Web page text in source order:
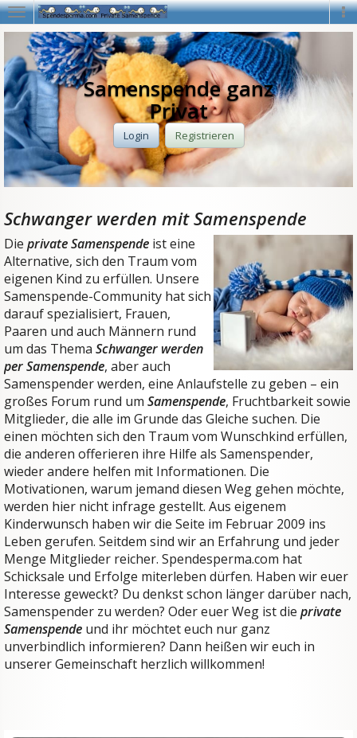
Navigation
Samenspende ganz
Privat
Login Registrieren
Schwanger werden mit Samenspende
Die private Samenspende ist eine
Alternative, sich den Traum vom
eigenen Kind zu erfüllen. Unsere
Samenspende-Community hat sich
darauf spezialisiert, Frauen,
Paaren und auch Männern rund
um das Thema Schwanger werden
per Samenspende, aber auch
Samenspender werden, eine Anlaufstelle zu geben – ein
großes Forum rund um Samenspende, Fruchtbarkeit sowie
Mitglieder, die alle im Grunde das Gleiche suchen. Die
einen möchten sich den Traum vom Wunschkind erfüllen,
die anderen offerieren ihre Hilfe als Samenspender,
wieder andere helfen mit Informationen. Die
Motivationen, warum jemand diesen Weg gehen möchte,
werden hier nicht infrage gestellt. Aus eigenem
Kinderwunsch haben wir die Seite im Februar 2009 ins
Leben gerufen. Seitdem sind wir an Erfahrung und jeder
Menge Mitglieder reicher. Spendesperma.com hat
Schicksale und Erfolge miterleben dürfen. Haben wir euer
Interesse geweckt? Du denkst schon länger darüber nach,
Samenspender zu werden? Oder euer Weg ist die private
Samenspende und ihr möchtet euch nur ganz
unverbindlich informieren? Dann heißen wir euch in
unserer Gemeinschaft herzlich willkommen!